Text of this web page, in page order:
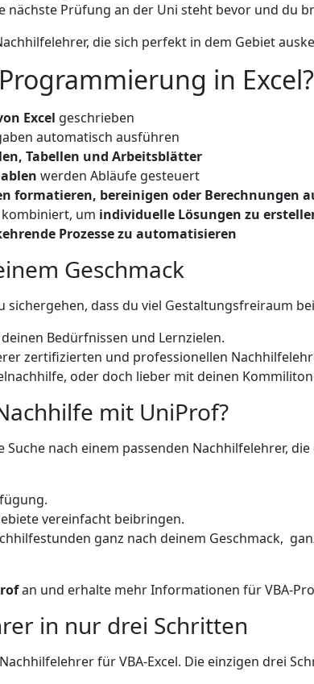
nächste Prüfung an der Uni steht bevor und du
die sich perfekt in dem Gebiet
in Excel?
Excel geschrieben
automatisch ausführen
Tabellen und Arbeitsblätter
werden Abläufe gesteuert
formatieren, bereinigen oder Berechnungen
um individuelle Lösungen zu
Prozesse zu automatisieren
Geschmack
sichergehen, dass du viel Gestaltungsfreiraum
Bedürfnissen und Lernzielen.
zertifizierten und professionellen
oder doch lieber mit deinen
mit UniProf?
nach einem passenden Nachhilfelehrer,
vereinfacht beibringen.
ganz nach deinem Geschmack,
an und erhalte mehr Informationen für VBA-
in nur drei Schritten
für VBA-Excel. Die einzigen drei